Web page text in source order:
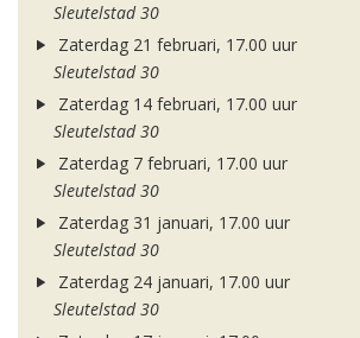
Sleutelstad 30
Zaterdag 21 februari, 17.00 uur
Sleutelstad 30
Zaterdag 14 februari, 17.00 uur
Sleutelstad 30
Zaterdag 7 februari, 17.00 uur
Sleutelstad 30
Zaterdag 31 januari, 17.00 uur
Sleutelstad 30
Zaterdag 24 januari, 17.00 uur
Sleutelstad 30